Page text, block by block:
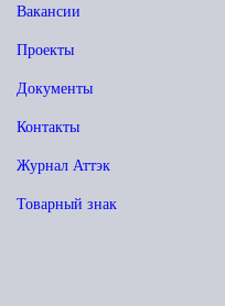
Вакансии
Проекты
Документы
Контакты
Журнал Аттэк
Товарный знак